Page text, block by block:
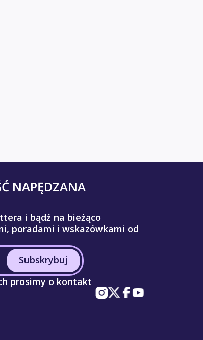
NAPĘDZANA
i bądź na bieżąco
poradami i wskazówkami od
Subskrybuj
prosimy o kontakt